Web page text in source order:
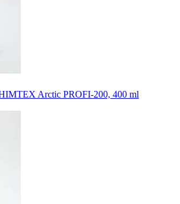
Arctic PROFI-200, 400 ml